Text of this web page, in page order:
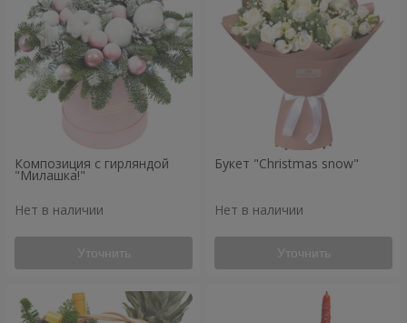
Композиция с гирляндой
"Милашка!"
Нет в наличии
Уточнить
Букет "Christmas snow"
Нет в наличии
Уточнить